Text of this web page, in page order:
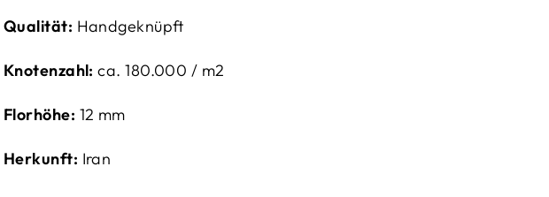
Qualität: Handgeknüpft
Knotenzahl:ca. 180.000 / m2
Florhöhe: 12 mm
Herkunft: Iran